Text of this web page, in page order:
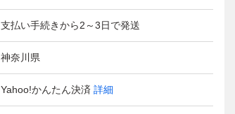
支払い手続きから2～3日で発送
神奈川県
Yahoo!かんたん決済 詳細